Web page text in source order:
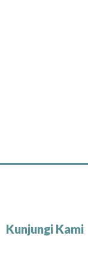
Kunjungi Kami